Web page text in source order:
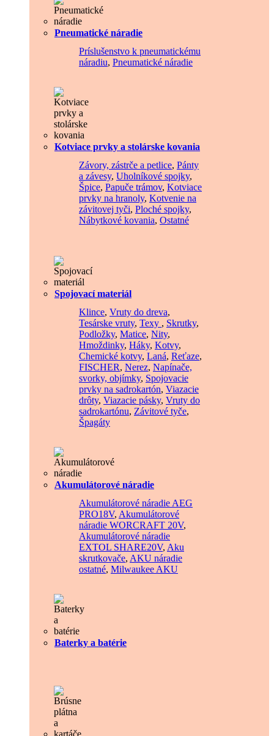
Pneumatické náradie
Príslušenstvo k pneumatickému
náradiu, Pneumatické náradie
Kotviace prvky a stolárske kovania
Závory, zástrče a petlice, Pánty
a závesy, Uholníkové spojky,
Špice, Papuče trámov, Kotviace
prvky na hranoly, Kotvenie na
závitovej tyči, Ploché spojky,
Nábytkové kovania, Ostatné
Spojovací materiál
Klince, Vruty do dreva,
Tesárske vruty, Texy , Skrutky,
Podložky, Matice, Nity,
Hmoždinky, Háky, Kotvy,
Chemické kotvy, Laná, Reťaze,
FISCHER, Nerez, Napínače,
svorky, objímky, Spojovacie
prvky na sadrokartón, Viazacie
drôty, Viazacie pásky, Vruty do
sadrokartónu, Závitové tyče,
Špagáty
Akumulátorové náradie
Akumulátorové náradie AEG
PRO18V, Akumulátorové
náradie WORCRAFT 20V,
Akumulátorové náradie
EXTOL SHARE20V, Aku
skrutkovače, AKU náradie
ostatné, Milwaukee AKU
Baterky a batérie